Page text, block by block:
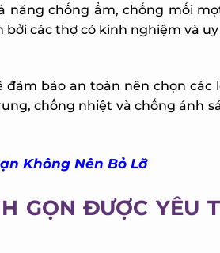
năng chống ẩm, chống mối
các thợ có kinh nghiệm và uy
bảo an toàn nên chọn các
chống nhiệt và chống ánh
Không Nên Bỏ Lỡ
GỌN ĐƯỢC YÊU